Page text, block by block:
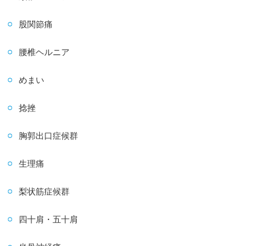
股関節痛
腰椎ヘルニア
めまい
捻挫
胸郭出口症候群
生理痛
梨状筋症候群
四十肩・五十肩